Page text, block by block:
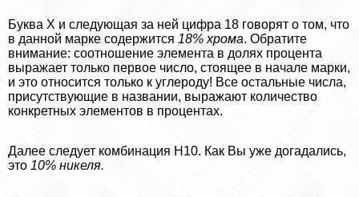
Буква Х и следующая за ней цифра 18 говорят о том, что
в данной марке содержится 18% хрома. Обратите
внимание: соотношение элемента в долях процента
выражает только первое число, стоящее в начале марки,
и это относится только к углероду! Все остальные числа,
присутствующие в названии, выражают количество
конкретных элементов в процентах.
Далее следует комбинация Н10. Как Вы уже догадались,
это 10% никеля.